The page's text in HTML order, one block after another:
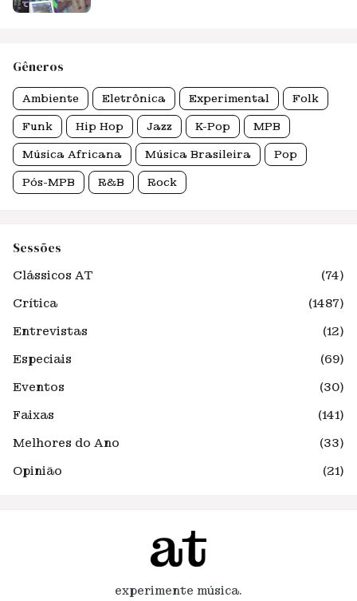
Gêneros
Ambiente Eletrônica Experimental Folk
Funk Hip Hop Jazz K-Pop MPB
Música Africana Música Brasileira Pop
Pós-MPB R&B Rock
Sessões
Clássicos AT
(74)
Crítica
(1487)
Entrevistas
(12)
Especiais
(69)
Eventos
(30)
Faixas
(141)
Melhores do Ano
(33)
Opinião
(21)
experimente música.